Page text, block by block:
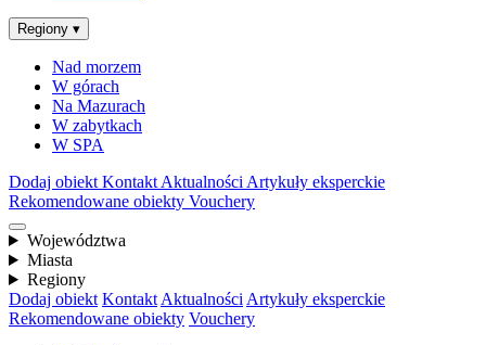
Regiony ▾
Nad morzem
W górach
Na Mazurach
W zabytkach
W SPA
Dodaj obiekt Kontakt Aktualności Artykuły eksperckie
Rekomendowane obiekty Vouchery
Województwa
Miasta
Regiony
Dodaj obiekt Kontakt Aktualności Artykuły eksperckie
Rekomendowane obiekty Vouchery